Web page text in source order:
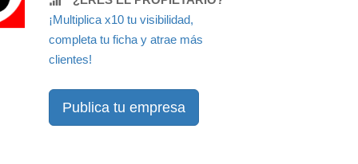
¡Multiplica x10 tu visibilidad,
completa tu ficha y atrae más
clientes!
Publica tu empresa